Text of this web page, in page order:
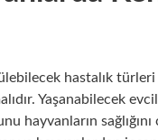
hastalık
Yaşanabilecek evcil
hayvanların sağlığını